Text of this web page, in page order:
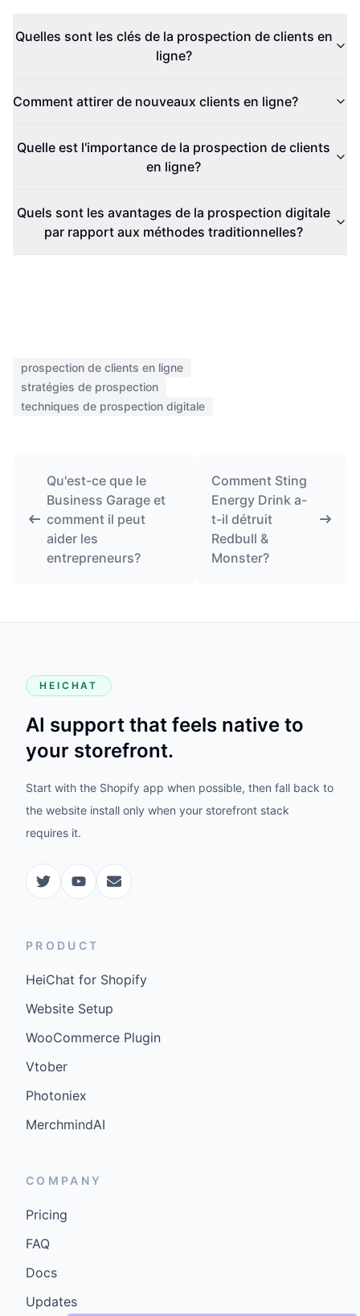
Quelles sont les clés de la prospection de clients en
ligne?
Comment attirer de nouveaux clients en ligne?
Quelle est l'importance de la prospection de clients
en ligne?
Quels sont les avantages de la prospection digitale
par rapport aux méthodes traditionnelles?
prospection de clients en ligne
stratégies de prospection
techniques de prospection digitale
Qu'est-ce que le
Business Garage et
comment il peut
aider les
entrepreneurs?
Comment Sting
Energy Drink a-
t-il détruit
Redbull &
Monster?
HEICHAT
AI support that feels native to
your storefront.
Start with the Shopify app when possible, then fall back to
the website install only when your storefront stack
requires it.
PRODUCT
HeiChat for Shopify
Website Setup
WooCommerce Plugin
Vtober
Photoniex
MerchmindAI
COMPANY
Pricing
FAQ
Docs
Updates